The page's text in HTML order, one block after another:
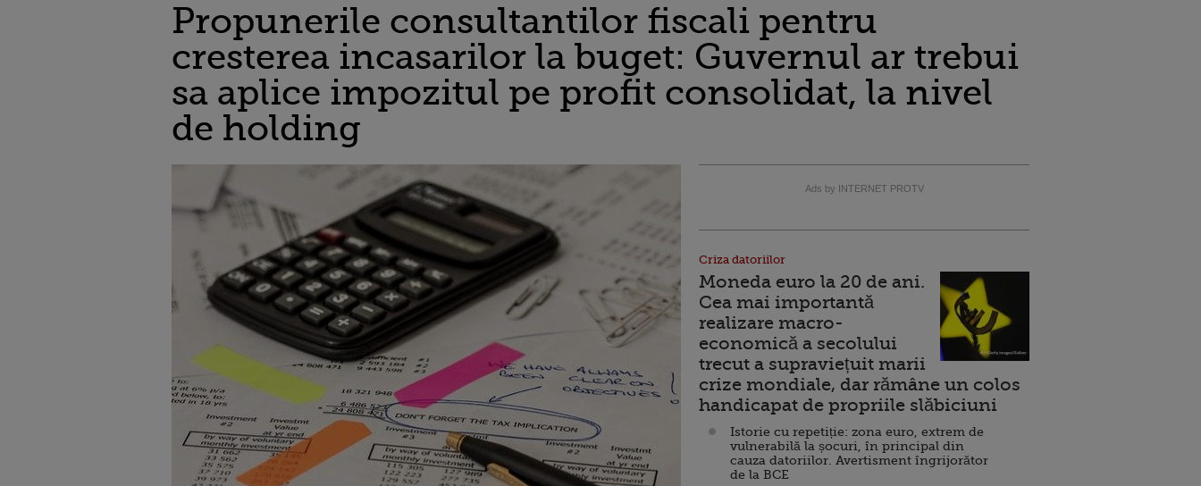
Propunerile consultantilor fiscali pentru
cresterea incasarilor la buget: Guvernul ar trebui
sa aplice impozitul pe profit consolidat, la nivel
de holding
Ads by INTERNET PROTV
Criza datoriilor
Moneda euro la 20 de ani.
Cea mai importantă
realizare macro-
economică a secolului
trecut a supraviețuit marii
crize mondiale, dar rămâne un colos
handicapat de propriile slăbiciuni
Istorie cu repetiție: zona euro, extrem de
vulnerabilă la șocuri, în principal din
cauza datoriilor. Avertisment îngrijorător
de la BCE